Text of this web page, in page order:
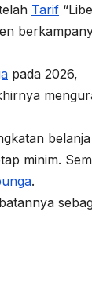
Tarif
pada 2026,
belanja
minim.
.